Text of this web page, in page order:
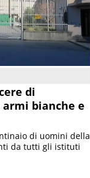
di
bianche e
di uomini della
da tutti gli istituti